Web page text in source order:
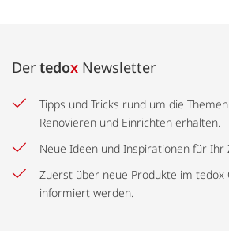
Der tedox Newsletter
Tipps und Tricks rund um die
Renovieren und Einrichten erhalten.
Neue Ideen und Inspirationen für Ihr
Zuerst über neue Produkte im tedox
informiert werden.